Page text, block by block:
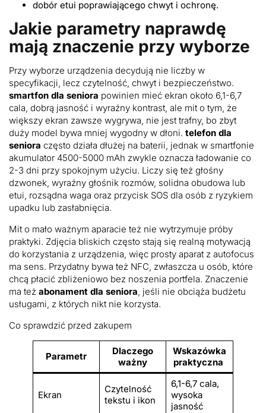
dobór etui poprawiającego chwyt i ochronę.
Jakie parametry naprawdę
mają znaczenie przy wyborze
Przy wyborze urządzenia decydują nie liczby w
specyfikacji, lecz czytelność, chwyt i bezpieczeństwo.
smartfon dla seniora powinien mieć ekran około 6,1-6,7
cala, dobrą jasność i wyraźny kontrast, ale mit o tym, że
większy ekran zawsze wygrywa, nie jest trafny, bo zbyt
duży model bywa mniej wygodny w dłoni. telefon dla
seniora często działa dłużej na baterii, jednak w smartfonie
akumulator 4500-5000 mAh zwykle oznacza ładowanie co
2-3 dni przy spokojnym użyciu. Liczy się też głośny
dzwonek, wyraźny głośnik rozmów, solidna obudowa lub
etui, rozsądna waga oraz przycisk SOS dla osób z ryzykiem
upadku lub zasłabnięcia.
Mit o mało ważnym aparacie też nie wytrzymuje próby
praktyki. Zdjęcia bliskich często stają się realną motywacją
do korzystania z urządzenia, więc prosty aparat z autofocus
ma sens. Przydatny bywa też NFC, zwłaszcza u osób, które
chcą płacić zbliżeniowo bez noszenia portfela. Znaczenie
ma też abonament dla seniora, jeśli nie obciąża budżetu
usługami, z których nikt nie korzysta.
Co sprawdzić przed zakupem
Parametr
Dlaczego
ważny
Wskazówka
praktyczna
Ekran
Czytelność
tekstu i ikon
6,1-6,7 cala,
wysoka
jasność